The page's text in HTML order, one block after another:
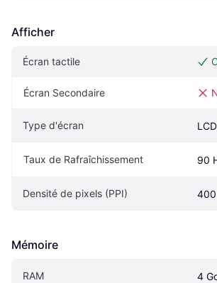
Afficher
Écran tactile
Écran Secondaire
Type d'écran LCD
Taux de Rafraîchissement 90
Densité de pixels (PPI) 400
Mémoire
RAM 4